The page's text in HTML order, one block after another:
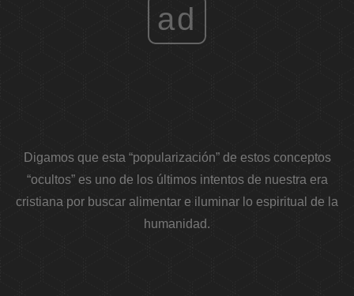
ad
Digamos que esta “popularización” de estos conceptos
“ocultos” es uno de los últimos intentos de nuestra era
cristiana por buscar alimentar e iluminar lo espiritual de la
humanidad.